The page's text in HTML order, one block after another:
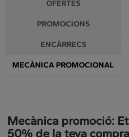
nostres
supermercats
ENCARA NO TENS UN
OFERTES
PROMOCIONS
ENCÀRRECS
MECÀNICA PROMOCIONAL
Mecànica promoció:
50% de la teva